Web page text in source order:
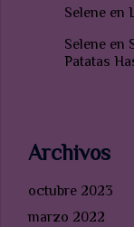
Selene en
Selene en
Patatas
Archivos
octubre 2023
marzo 2022